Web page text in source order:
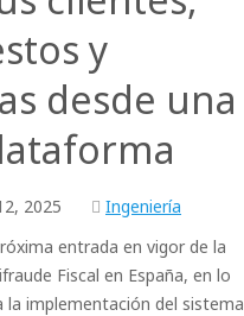
y
desde una
2025
Ingeniería
entrada en vigor de la
Fiscal en España, en lo
la implementación del sistema